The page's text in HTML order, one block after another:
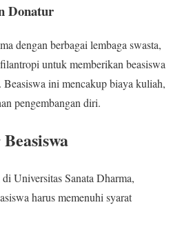
Donatur
dengan berbagai lembaga swasta,
untuk memberikan beasiswa
ini mencakup biaya kuliah,
pengembangan diri.
Universitas Sanata Dharma,
harus memenuhi syarat